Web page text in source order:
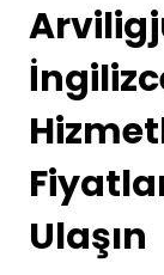
Ulaşın